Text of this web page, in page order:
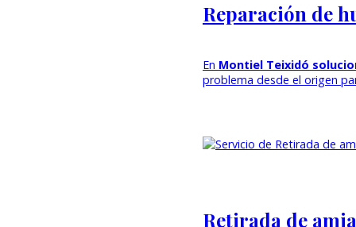
Reparación de
En Montiel Teixidó
problema desde el origen
Retirada de